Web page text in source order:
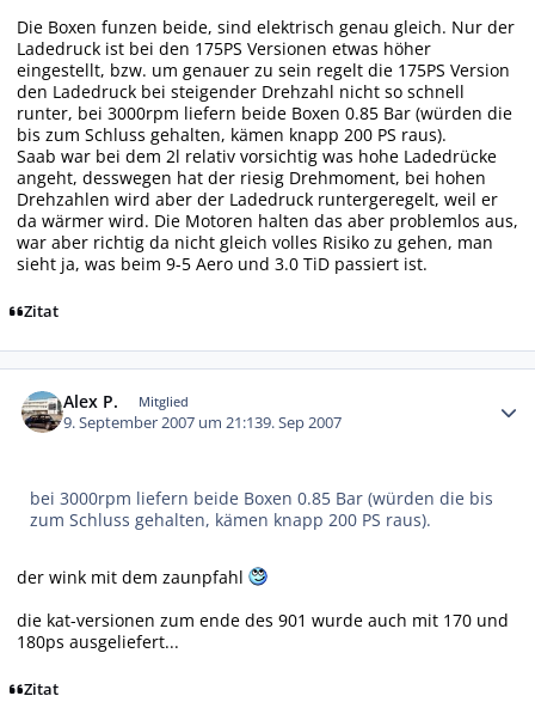
Die Boxen funzen beide, sind elektrisch genau gleich. Nur der
Ladedruck ist bei den 175PS Versionen etwas höher
eingestellt, bzw. um genauer zu sein regelt die 175PS Version
den Ladedruck bei steigender Drehzahl nicht so schnell
runter, bei 3000rpm liefern beide Boxen 0.85 Bar (würden die
bis zum Schluss gehalten, kämen knapp 200 PS raus).
Saab war bei dem 2l relativ vorsichtig was hohe Ladedrücke
angeht, desswegen hat der riesig Drehmoment, bei hohen
Drehzahlen wird aber der Ladedruck runtergeregelt, weil er
da wärmer wird. Die Motoren halten das aber problemlos aus,
war aber richtig da nicht gleich volles Risiko zu gehen, man
sieht ja, was beim 9-5 Aero und 3.0 TiD passiert ist.
Zitat
Alex P. Mitglied
9. September 2007 um 21:139. Sep 2007
bei 3000rpm liefern beide Boxen 0.85 Bar (würden die bis
zum Schluss gehalten, kämen knapp 200 PS raus).
der wink mit dem zaunpfahl
die kat-versionen zum ende des 901 wurde auch mit 170 und
180ps ausgeliefert...
Zitat